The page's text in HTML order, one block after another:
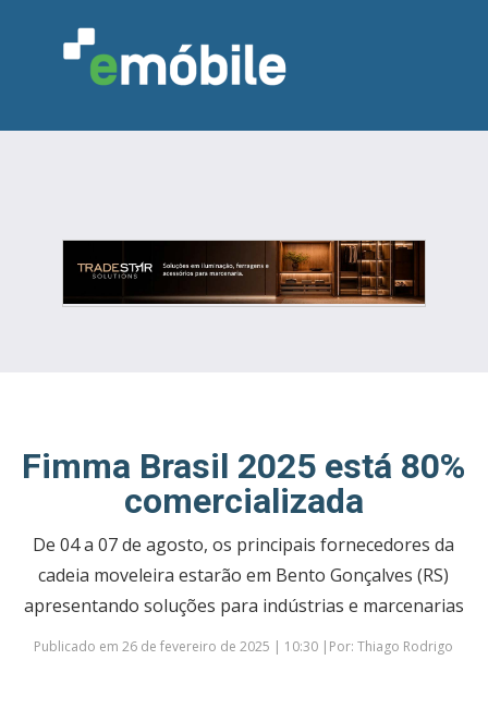
DESIGN & DECORAÇÃO
INDICADORES
FEIRAS NOTÍCIAS
Fimma Brasil 2025 está 80%
comercializada
De 04 a 07 de agosto, os principais fornecedores da
cadeia moveleira estarão em Bento Gonçalves (RS)
apresentando soluções para indústrias e marcenarias
Publicado em 26 de fevereiro de 2025 | 10:30 |Por: Thiago Rodrigo